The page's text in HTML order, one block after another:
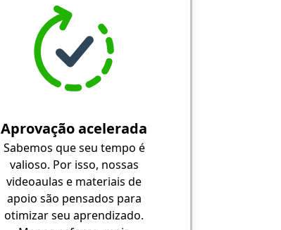
Aprovação acelerada
Sabemos que seu tempo é
valioso. Por isso, nossas
videoaulas e materiais de
apoio são pensados para
otimizar seu aprendizado.